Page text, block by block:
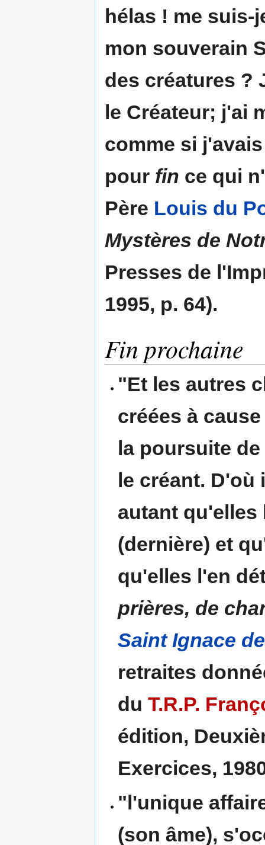
hélas ! me suis-
mon souverain
des créatures ?
le Créateur; j'ai
comme si
pour fin ce qui
Père Louis du
Mystères de
Presses de
1995, p. 64).
Fin prochaine
"Et les autres
créées à
la poursuite
le créant. D'où
autant qu'elles
(dernière) et
qu'elles l'en
prières, de
Saint Ignace
retraites
duT.R.P.
édition,
Exercices,
"l'unique
(son âme),